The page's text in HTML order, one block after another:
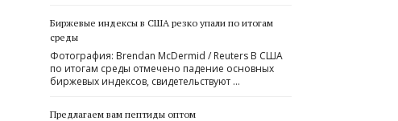
Биржевые индексы в США резко упали по итогам
среды
Фотография: Brendan McDermid / Reuters В США
по итогам среды отмечено падение основных
биржевых индексов, свидетельствуют …
Предлагаем вам пептиды оптом